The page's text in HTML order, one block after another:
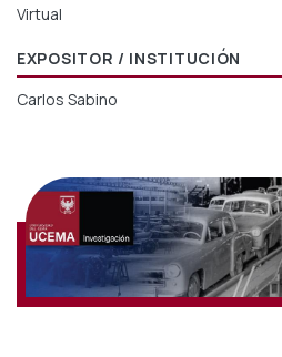
Virtual
EXPOSITOR / INSTITUCIÓN
Carlos Sabino